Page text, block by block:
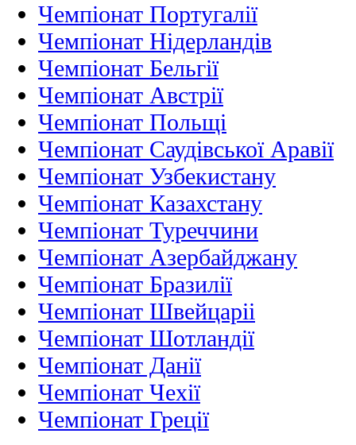
Чемпіонат Португалії
Чемпіонат Нідерландiв
Чемпіонат Бельгії
Чемпіонат Австрії
Чемпіонат Польщі
Чемпіонат Саудівської Аравії
Чемпіонат Узбекистану
Чемпіонат Казахстану
Чемпіонат Туреччини
Чемпіонат Азербайджану
Чемпіонат Бразилії
Чемпіонат Швейцаріі
Чемпіонат Шотландії
Чемпіонат Данії
Чемпіонат Чехії
Чемпіонат Греції